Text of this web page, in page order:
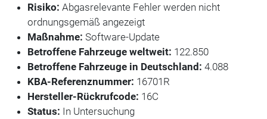
Risiko: Abgasrelevante Fehler werden nicht
ordnungsgemäß angezeigt
Maßnahme: Software-Update
Betroffene Fahrzeuge weltweit: 122.850
Betroffene Fahrzeuge in Deutschland: 4.088
KBA-Referenznummer: 16701R
Hersteller-Rückrufcode: 16C
Status: In Untersuchung